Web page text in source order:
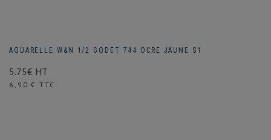
AQUARELLE W&N 1/2 GODET 744 OCRE JAUNE S1
5.75€ HT
Prix
6,90 € TTC